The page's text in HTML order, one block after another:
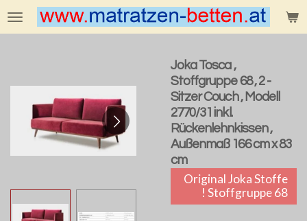
Zum
Hauptinhalt
Joka Tosca ,
Stoffgruppe 68 , 2 -
Sitzer Couch , Modell
2770/31 inkl.
Rückenlehnkissen ,
Außenmaß 166 cm x 83
cm
Original Joka Stoffe
! Stoffgruppe 68